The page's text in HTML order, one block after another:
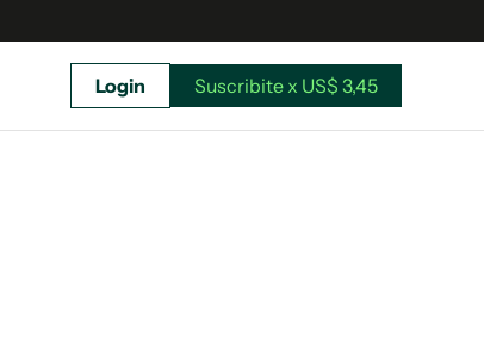
Login Suscribite x US$ 3,45